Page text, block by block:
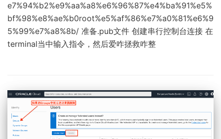
e7%94%b2%e9%aa%a8%e6%96%87%e4%ba%91%e5%
bf%98%e8%ae%b0root%e5%af%86%e7%a0%81%e6%9
5%99%e7%a8%8b/ 准备.pub文件 创建串行控制台连接 在
terminal当中输入指令，然后爱咋拯救咋整